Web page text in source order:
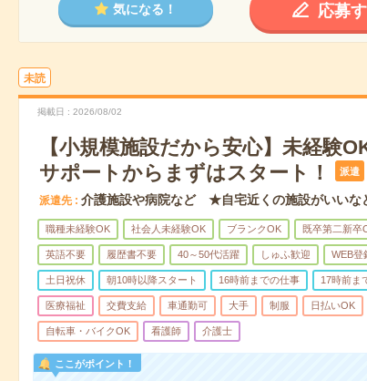
気になる！ 応募
未読
掲載日 2026/08/02
【小規模施設だから安心】未経験
サポートからまずはスタート！
派遣
派遣先 介護施設や病院など ★自宅近くの施設がいいな
職種未経験OK 社会人未経験OK ブランクOK 既卒第二新卒
英語不要 履歴書不要 40～50代活躍 しゅふ歓迎 WEB登
土日祝休 朝10時以降スタート 16時前までの仕事 17時前ま
医療福祉 交費支給 車通勤可 大手 制服 日払いOK
自転車・バイクOK 看護師 介護士
ここがポイント！